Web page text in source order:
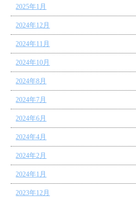
2025年1月
2024年12月
2024年11月
2024年10月
2024年8月
2024年7月
2024年6月
2024年4月
2024年2月
2024年1月
2023年12月